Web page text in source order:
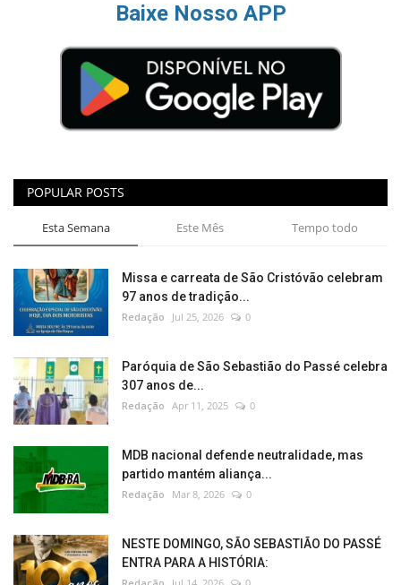
Baixe Nosso APP
POPULAR POSTS
Esta Semana Este Mês Tempo todo
Missa e carreata de São Cristóvão celebram
97 anos de tradição...
Redação Jul 25, 2026 0
Paróquia de São Sebastião do Passé celebra
307 anos de...
Redação Apr 11, 2025 0
MDB nacional defende neutralidade, mas
partido mantém aliança...
Redação Mar 8, 2026 0
NESTE DOMINGO, SÃO SEBASTIÃO DO PASSÉ
ENTRA PARA A HISTÓRIA: